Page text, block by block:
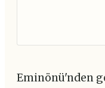
Eminönü'nden